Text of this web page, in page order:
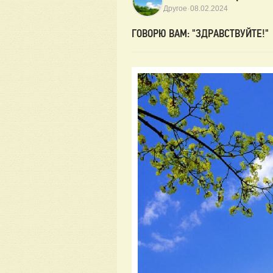
Другое ·08.02.2024
ГОВОРЮ ВАМ: "ЗДРАВСТВУЙТЕ!"